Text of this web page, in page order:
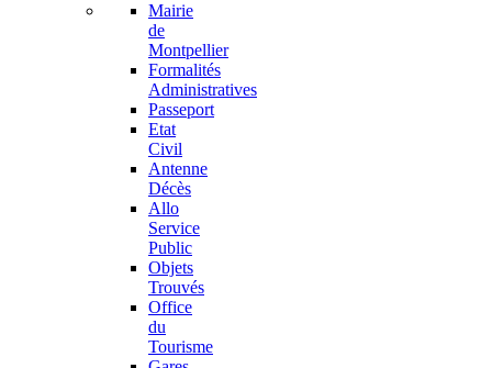
Mairie
de
Montpellier
Formalités
Administratives
Passeport
Etat
Civil
Antenne
Décès
Allo
Service
Public
Objets
Trouvés
Office
du
Tourisme